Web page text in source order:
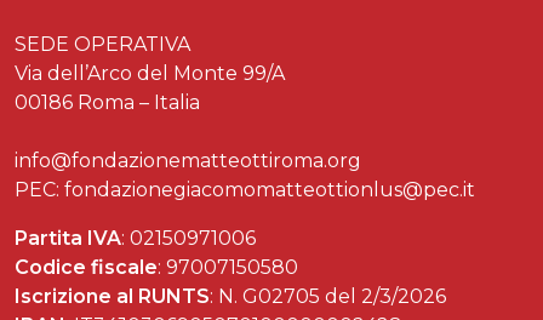
SEDE OPERATIVA
Via dell’Arco del Monte 99/A
00186 Roma – Italia
info@fondazionematteottiroma.org
PEC: fondazionegiacomomatteottionlus@pec.it
Partita IVA: 02150971006
Codice fiscale: 97007150580
Iscrizione al RUNTS: N. G02705 del 2/3/2026